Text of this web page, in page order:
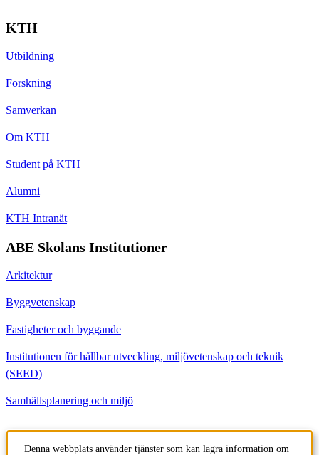
KTH
Utbildning
Forskning
Samverkan
Om KTH
Student på KTH
Alumni
KTH Intranät
ABE Skolans Institutioner
Arkitektur
Byggvetenskap
Fastigheter och byggande
Institutionen för hållbar utveckling, miljövetenskap och teknik
(SEED)
Samhällsplanering och miljö
Kontakt
Denna webbplats använder tjänster som kan lagra information om